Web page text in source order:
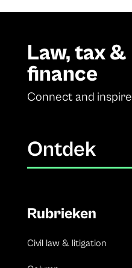
Law, tax &
finance
Connect and inspire
Ontdek
Rubrieken
Civil law & litigation